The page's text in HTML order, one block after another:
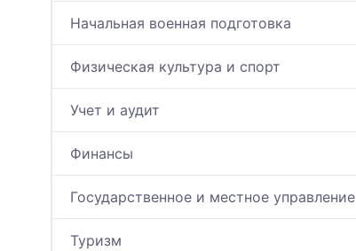
Начальная военная подготовка
Физическая культура и спорт
Учет и аудит
Финансы
Государственное и местное управление
Туризм